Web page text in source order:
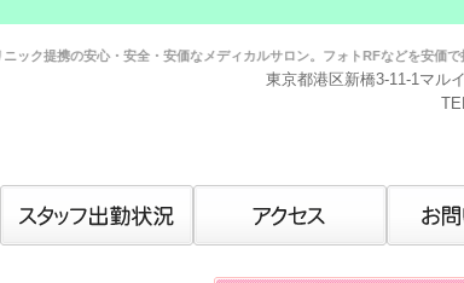
の安心・安全・安価なメディカルサロン。フォトRFなどを安価で提供｜新
東京都港区新橋3-11-1マル